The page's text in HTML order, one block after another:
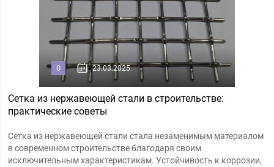
0 23.03.2025
Сетка из нержавеющей стали в строительстве:
практические советы
Сетка из нержавеющей стали стала незаменимым материалом
в современном строительстве благодаря своим
исключительным характеристикам. Устойчивость к коррозии,